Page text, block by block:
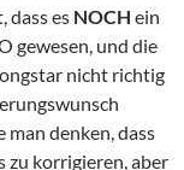
dass es NOCH ein
gewesen, und die
nicht richtig
denken, dass
zu korrigieren, aber